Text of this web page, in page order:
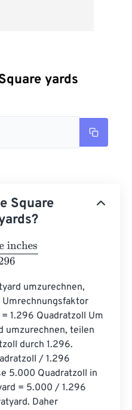
yards
Square
1296
umzurechnen,
Umrechnungsfaktor
1.296 Quadratzoll Um
umzurechnen, teilen
durch 1.296.
/ 1.296
5.000 Quadratzoll in
= 5.000 / 1.296
Daher